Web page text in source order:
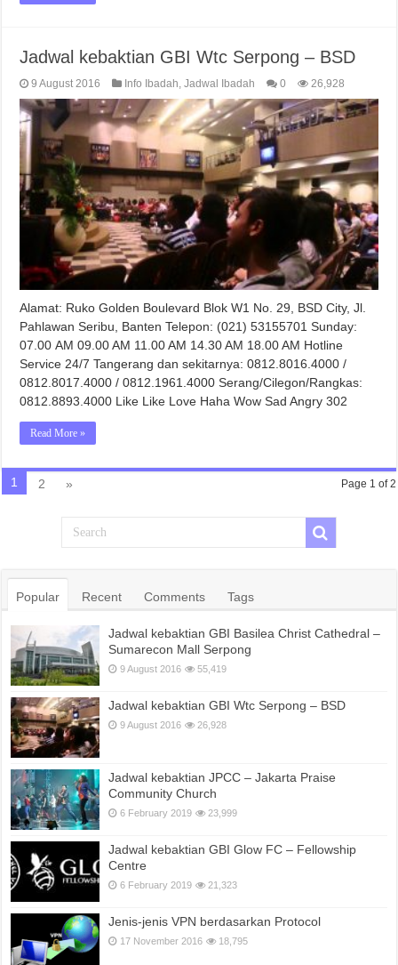
Jadwal kebaktian GBI Wtc Serpong – BSD
9 August 2016 Info Ibadah,Jadwal Ibadah 0 26,928
Alamat: Ruko Golden Boulevard Blok W1 No. 29, BSD City, Jl.
Pahlawan Seribu, Banten Telepon: (021) 53155701 Sunday:
07.00 AM 09.00 AM 11.00 AM 14.30 AM 18.00 AM Hotline
Service 24/7 Tangerang dan sekitarnya: 0812.8016.4000 /
0812.8017.4000 / 0812.1961.4000 Serang/Cilegon/Rangkas:
0812.8893.4000 Like Like Love Haha Wow Sad Angry 302
Read More »
Page 1 of 2
1 2 »
Popular Recent Comments Tags
Jadwal kebaktian GBI Basilea Christ Cathedral –
Sumarecon Mall Serpong
9 August 2016 55,419
Jadwal kebaktian GBI Wtc Serpong – BSD
9 August 2016 26,928
Jadwal kebaktian JPCC – Jakarta Praise
Community Church
6 February 2019 23,999
Jadwal kebaktian GBI Glow FC – Fellowship
Centre
6 February 2019 21,323
Jenis-jenis VPN berdasarkan Protocol
17 November 2016 18,795